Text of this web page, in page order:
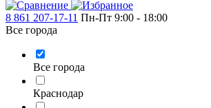
8 861 207-17-11 Пн-Пт 9:00 - 18:00
Все города
Все города
Краснодар